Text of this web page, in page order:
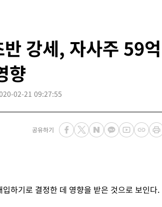
강세, 자사주 59억
향
02-21 09:27:55
공유하기
하기로 결정한 데 영향을 받은 것으로 보인다.